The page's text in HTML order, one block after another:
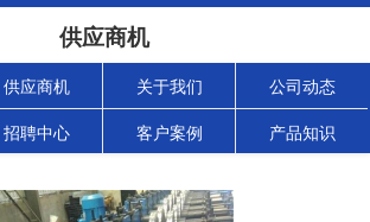
供应商机
供应商机 关于我们 公司动态
招聘中心 客户案例 产品知识